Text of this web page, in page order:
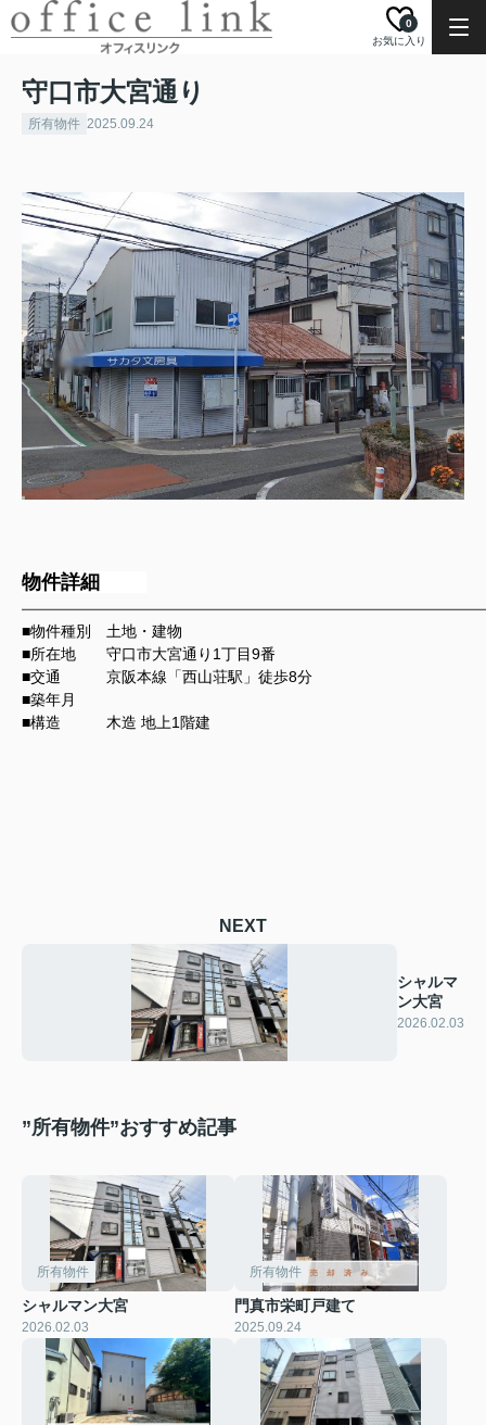
お気に入り
0
守口市大宮通り
所有物件 2025.09.24
物件詳細
■物件種別 土地・建物
■所在地 守口市大宮通り1丁目9番
■交通 京阪本線「西山荘駅」徒歩8分
■築年月
■構造 木造 地上1階建
NEXT
シャルマ
ン大宮
2026.02.03
”所有物件”おすすめ記事
所有物件
シャルマン大宮
2026.02.03
所有物件
門真市栄町戸建て
2025.09.24